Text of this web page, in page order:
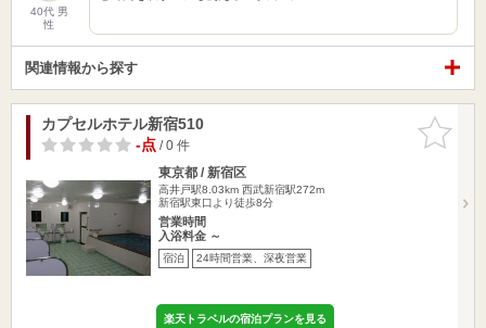
40代 男
性
関連情報から探す
お気に入
りに追加
カプセルホテル新宿510
-点/ 0 件
東京都 / 新宿区
高井戸駅8.03km 西武新宿駅272m
新宿駅東口より徒歩8分
営業時間
入浴料金 ～
宿泊 24時間営業、深夜営業
楽天トラベルの宿泊プランを見る